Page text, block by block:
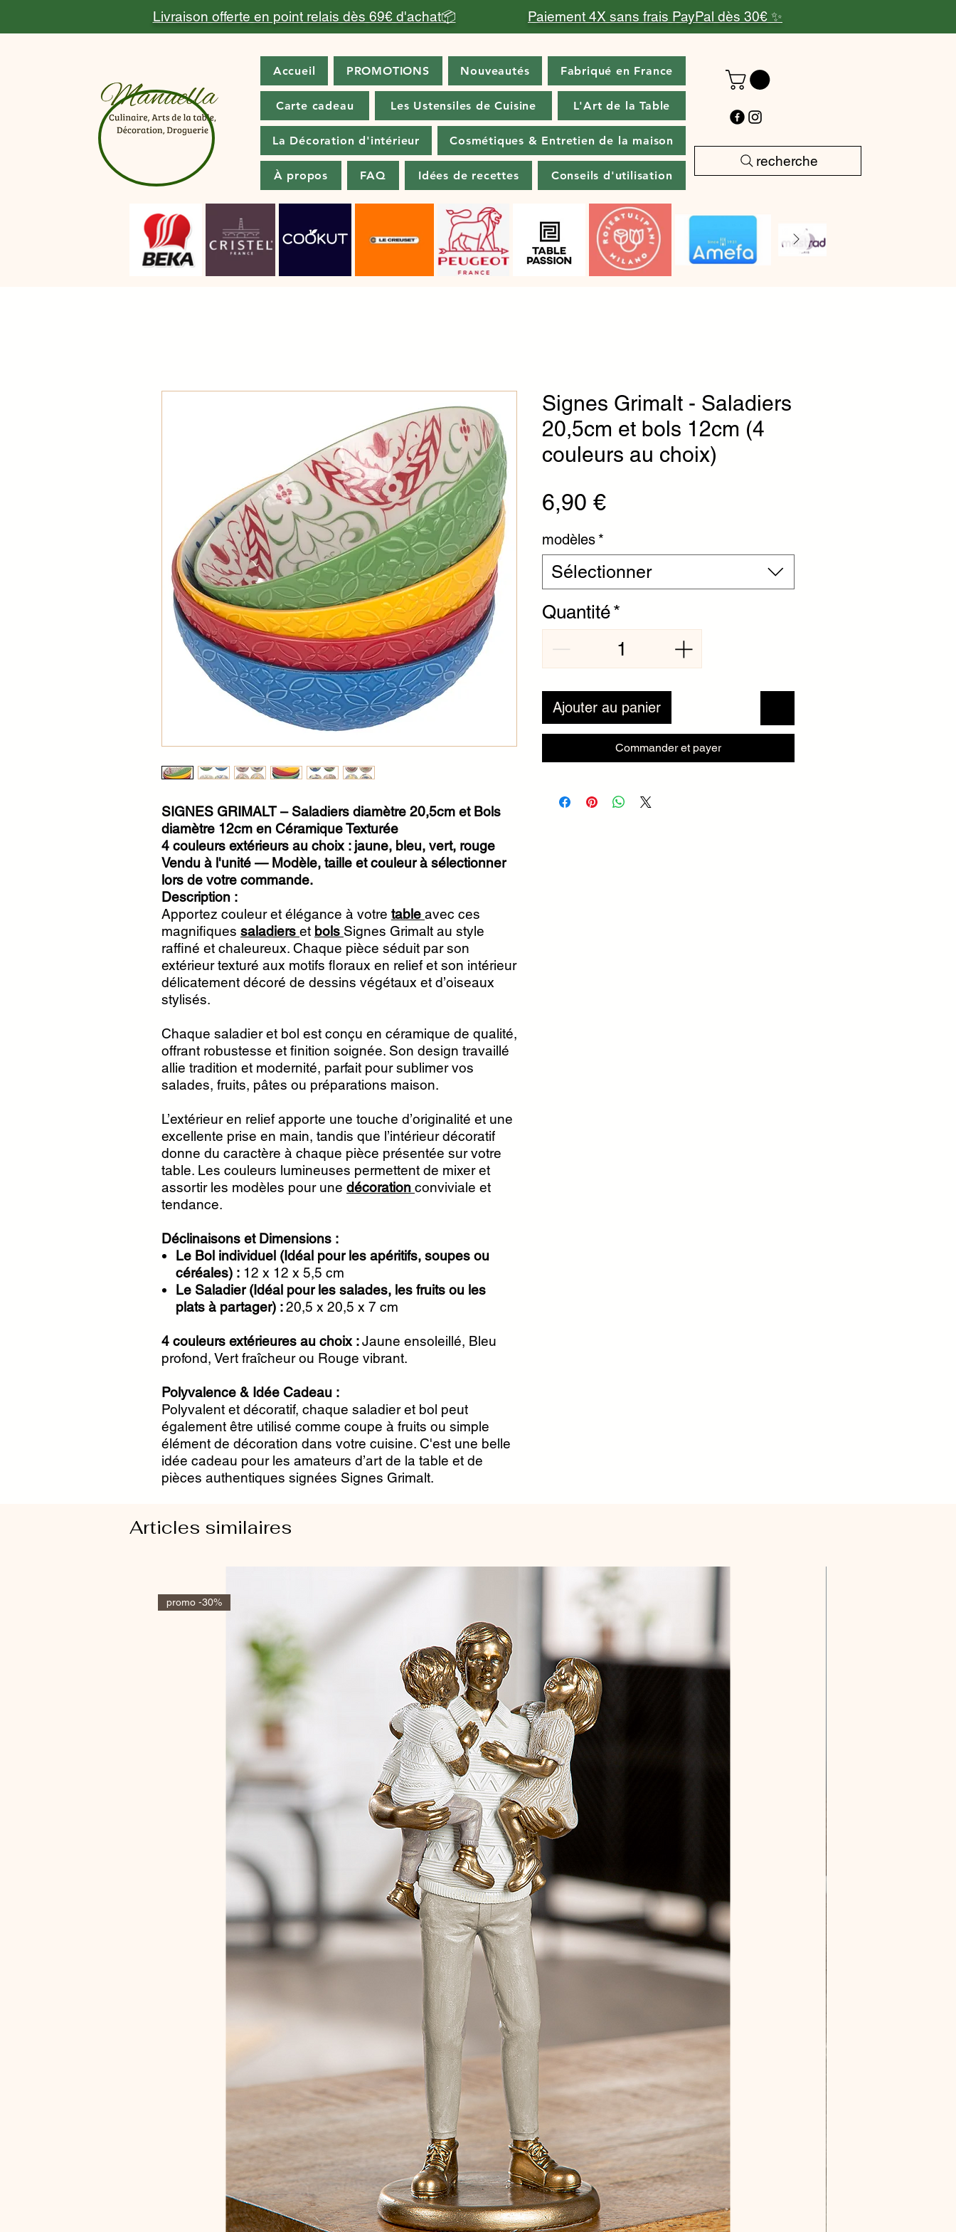
Livraison offerte en point relais dès 69€ d'achat📦 Paiement 4X sans frais PayPal dès 30€ ✨
Accueil PROMOTIONS Nouveautés Fabriqué en France
Carte cadeau Les Ustensiles de Cuisine L'Art de la Table
La Décoration d'intérieur Cosmétiques & Entretien de la maison
À propos FAQ Idées de recettes Conseils d'utilisation
recherche
SIGNES GRIMALT – Saladiers diamètre 20,5cm et Bols
diamètre 12cm en Céramique Texturée
4 couleurs extérieurs au choix : jaune, bleu, vert, rouge
Vendu à l'unité — Modèle, taille et couleur à sélectionner
lors de votre commande.
Description :
Apportez couleur et élégance à votre table avec ces
magnifiques saladiers et bols Signes Grimalt au style
raffiné et chaleureux. Chaque pièce séduit par son
extérieur texturé aux motifs floraux en relief et son intérieur
délicatement décoré de dessins végétaux et d’oiseaux
stylisés.
Chaque saladier et bol est conçu en céramique de qualité,
offrant robustesse et finition soignée. Son design travaillé
allie tradition et modernité, parfait pour sublimer vos
salades, fruits, pâtes ou préparations maison.
L’extérieur en relief apporte une touche d’originalité et une
excellente prise en main, tandis que l’intérieur décoratif
donne du caractère à chaque pièce présentée sur votre
table. Les couleurs lumineuses permettent de mixer et
assortir les modèles pour une décoration conviviale et
tendance.
Déclinaisons et Dimensions :
Le Bol individuel (Idéal pour les apéritifs, soupes ou
céréales) : 12 x 12 x 5,5 cm
Le Saladier (Idéal pour les salades, les fruits ou les
plats à partager) :20,5 x 20,5 x 7 cm
4 couleurs extérieures au choix :Jaune ensoleillé, Bleu
profond, Vert fraîcheur ou Rouge vibrant.
Polyvalence & Idée Cadeau :
Polyvalent et décoratif, chaque saladier et bol peut
également être utilisé comme coupe à fruits ou simple
élément de décoration dans votre cuisine. C'est une belle
idée cadeau pour les amateurs d’art de la table et de
pièces authentiques signées Signes Grimalt.
Signes Grimalt - Saladiers
20,5cm et bols 12cm (4
couleurs au choix)
6,90 €Prix
modèles *
Sélectionner
Quantité*
Ajouter au panier
Commander et payer
Articles similaires
promo -30%